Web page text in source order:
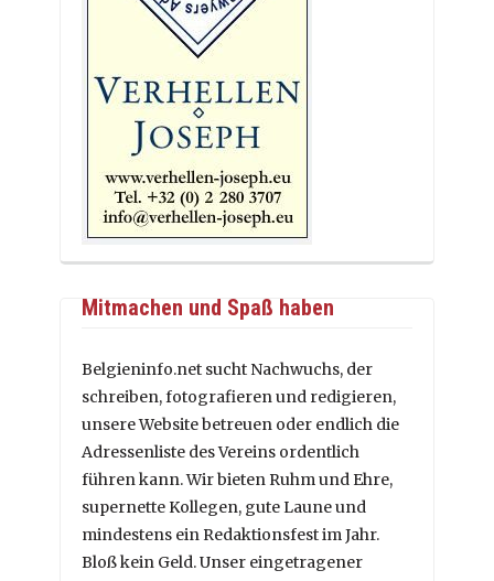
Mitmachen und Spaß haben
Belgieninfo.net sucht Nachwuchs, der
schreiben, fotografieren und redigieren,
unsere Website betreuen oder endlich die
Adressenliste des Vereins ordentlich
führen kann. Wir bieten Ruhm und Ehre,
supernette Kollegen, gute Laune und
mindestens ein Redaktionsfest im Jahr.
Bloß kein Geld. Unser eingetragener